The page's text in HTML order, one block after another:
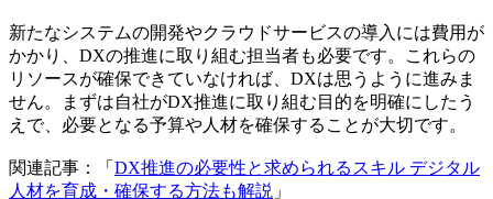
新たなシステムの開発やクラウドサービスの導入には費用が
かかり、DXの推進に取り組む担当者も必要です。これらの
リソースが確保できていなければ、DXは思うように進みま
せん。まずは自社がDX推進に取り組む目的を明確にしたう
えで、必要となる予算や人材を確保することが大切です。
関連記事：「 DX推進の必要性と求められるスキル デジタル
人材を育成・確保する方法も解説 」